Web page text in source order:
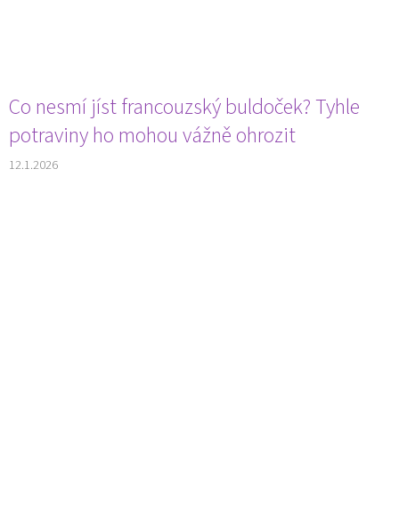
Co nesmí jíst francouzský buldoček? Tyhle
potraviny ho mohou vážně ohrozit
12.1.2026